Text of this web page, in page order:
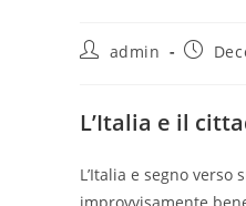
admin
L’Italia e il
L’Italia e segno